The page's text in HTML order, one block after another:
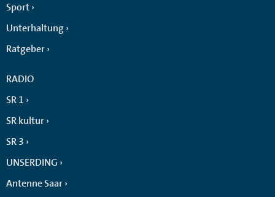
Sport
Unterhaltung
Ratgeber
RADIO
SR 1
SR kultur
SR 3
UNSERDING
Antenne Saar